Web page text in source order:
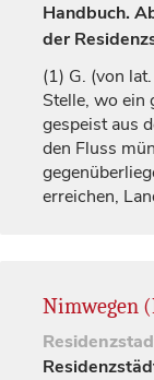
Handbuch.
der
(1) G. (von
Stelle, wo ein
gespeist aus
den Fluss
erreichen,
Nimwegen